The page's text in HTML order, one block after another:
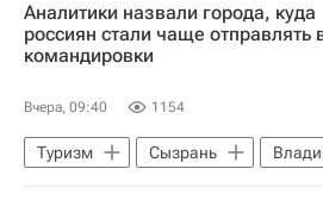
Hyundai Motor
АГР
Аналитики назвали города, куда
россиян стали чаще отправлять
командировки
Вчера, 09:40 1154
Туризм Сызрань
Китай
Новости - Туризм